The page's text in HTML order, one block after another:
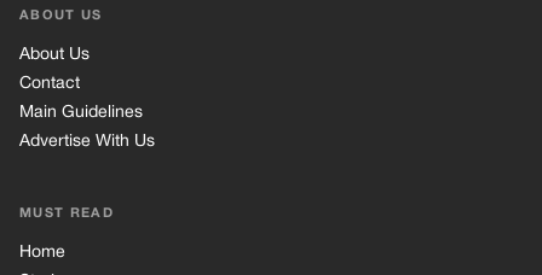
ABOUT US
About Us
Contact
Main Guidelines
Advertise With Us
MUST READ
Home